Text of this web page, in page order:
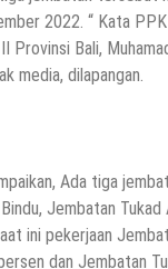
2022. “ Kata
Provinsi Bali,
media, dilapangan.
Ada tiga
Jembatan
ini pekerjaan
dan Jembatan